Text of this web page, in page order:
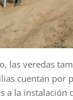
las veredas
cuentan por
a la instalación